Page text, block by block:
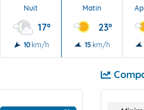
Nuit
17°
10 km/h
Matin
23°
15 km/h